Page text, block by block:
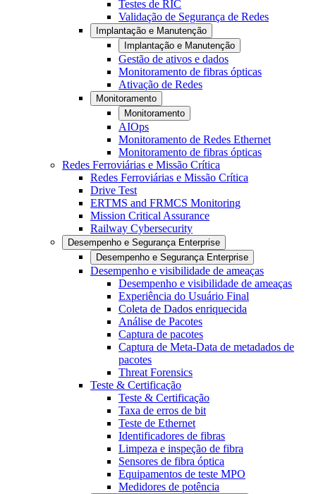
Testes de RIC
Validação de Segurança de Redes
Implantação e Manutenção
Implantação e Manutenção
Gestão de ativos e dados
Monitoramento de fibras ópticas
Ativação de Redes
Monitoramento
Monitoramento
AIOps
Monitoramento de Redes Ethernet
Monitoramento de fibras ópticas
Redes Ferroviárias e Missão Crítica
Redes Ferroviárias e Missão Crítica
Drive Test
ERTMS and FRMCS Monitoring
Mission Critical Assurance
Railway Cybersecurity
Desempenho e Segurança Enterprise
Desempenho e Segurança Enterprise
Desempenho e visibilidade de ameaças
Desempenho e visibilidade de ameaças
Experiência do Usuário Final
Coleta de Dados enriquecida
Análise de Pacotes
Captura de pacotes
Captura de Meta-Data de metadados de
pacotes
Threat Forensics
Teste & Certificação
Teste & Certificação
Taxa de erros de bit
Teste de Ethernet
Identificadores de fibras
Limpeza e inspeção de fibra
Sensores de fibra óptica
Equipamentos de teste MPO
Medidores de potência